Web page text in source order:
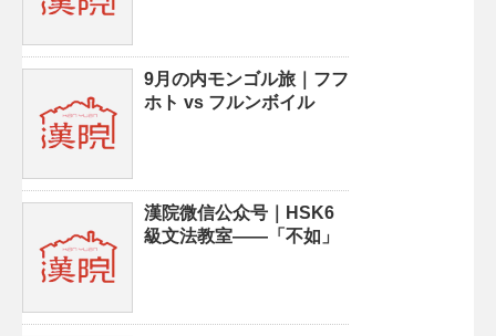
9月の内モンゴル旅｜フフ
ホト vs フルンボイル
漢院微信公众号｜HSK6
級文法教室——「不如」